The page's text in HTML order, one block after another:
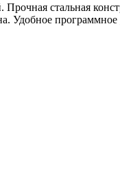
стальная
Удобное